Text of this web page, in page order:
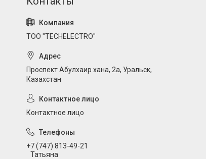
ТОО "TECHELECTRO"
Проспект Абулхаир хана, 2а, Уральск,
Казахстан
Контактное лицо
+7 (747) 813-49-21
Татьяна